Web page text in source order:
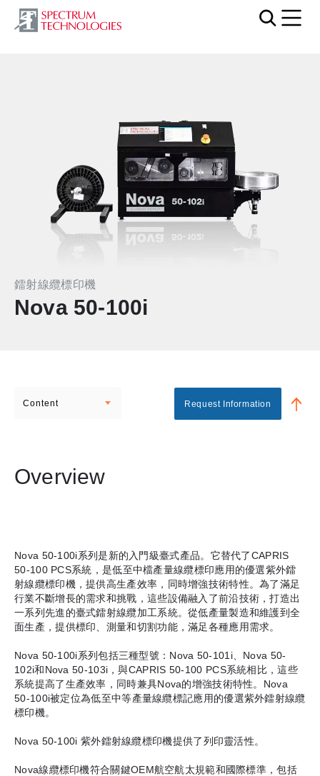
鐳射線纜標印機
Nova 50-100i
Content Request Information
Overview
Nova 50-100i系列是新的入門級臺式產品。它替代了CAPRIS
50-100 PCS系統，是低至中檔產量線纜標印應用的優選紫外鐳
射線纜標印機，提供高生產效率，同時增強技術特性。為了滿足
行業不斷增長的需求和挑戰，這些設備融入了前沿技術，打造出
一系列先進的臺式鐳射線纜加工系統。從低產量製造和維護到全
面生產，提供標印、測量和切割功能，滿足各種應用需求。
Nova 50-100i系列包括三種型號：Nova 50-101i、Nova 50-
102i和Nova 50-103i，與CAPRIS 50-100 PCS系統相比，這些
系統提高了生產效率，同時兼具Nova的增強技術特性。Nova
50-100i被定位為低至中等產量線纜標記應用的優選紫外鐳射線纜
標印機。
Nova 50-100i 紫外鐳射線纜標印機提供了列印靈活性。
Nova線纜標印機符合關鍵OEM航空航太規範和國際標準，包括